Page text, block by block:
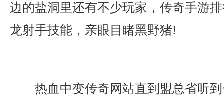
边的盐洞里还有不少玩家，传奇手游
龙射手技能，亲眼目睹黑野猪!
热血中变传奇网站直到盟总省听